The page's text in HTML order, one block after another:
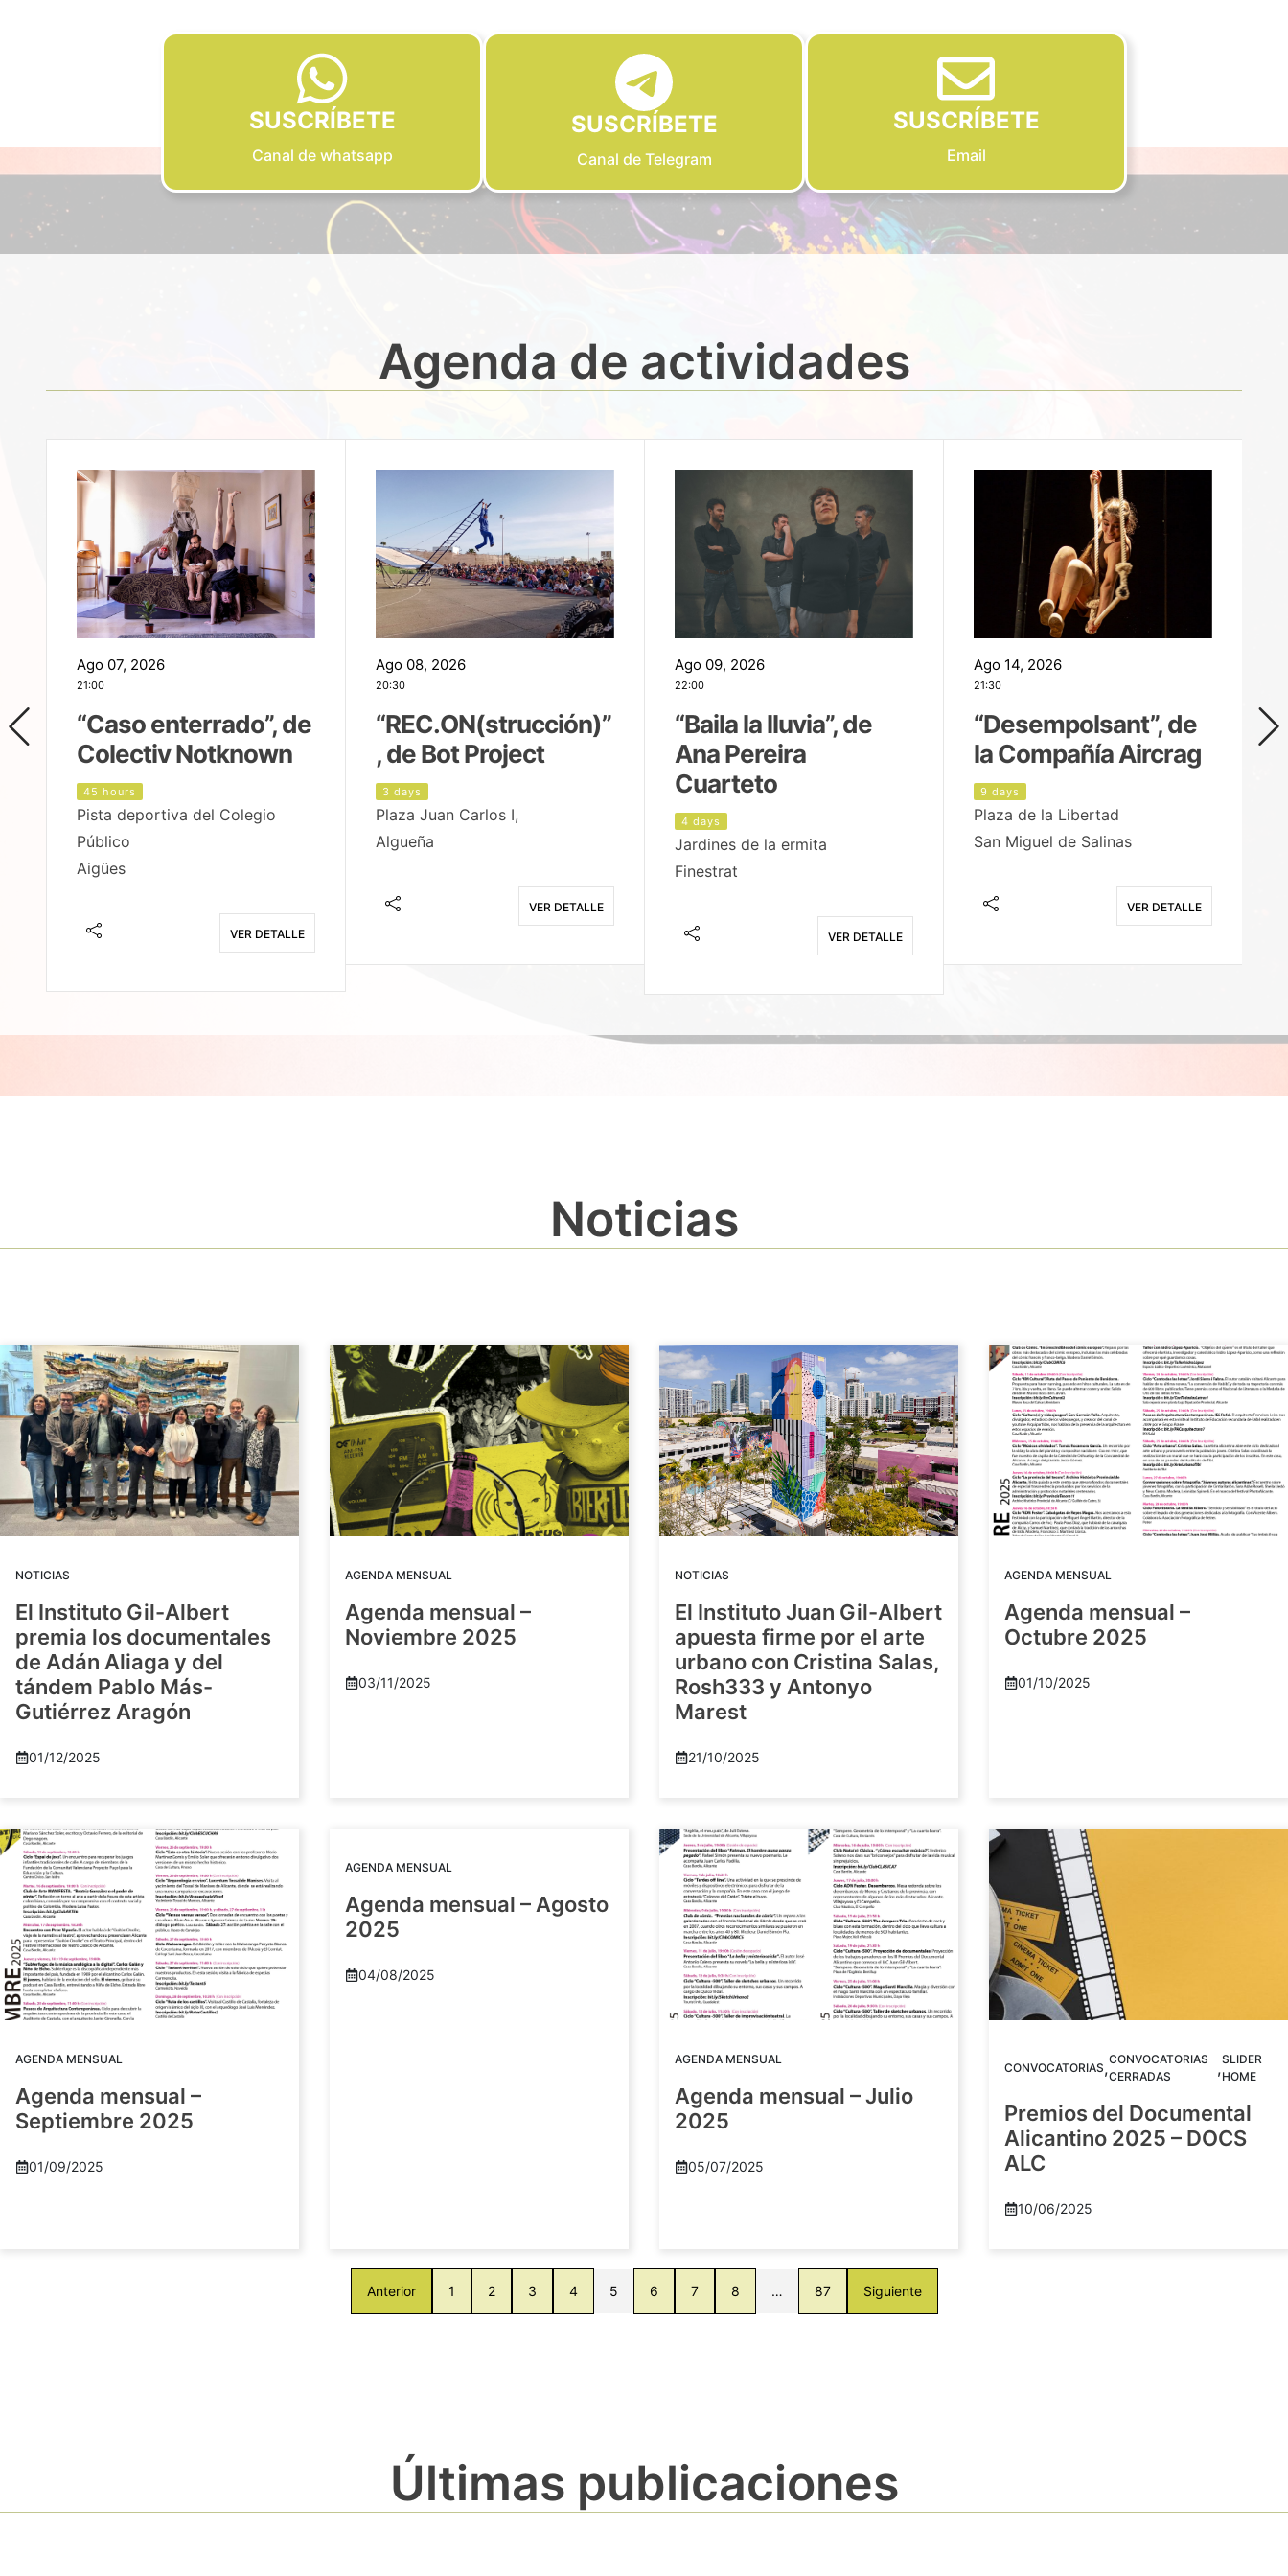
SUSCRÍBETE
Canal de whatsapp
SUSCRÍBETE
Canal de Telegram
SUSCRÍBETE
Email
Agenda de actividades
Ago 07, 2026
21:00
“Caso enterrado”, de
Colectiv Notknown
45 hours
Pista deportiva del Colegio
Público
Aigües
VER DETALLE
Ago 08, 2026
20:30
“REC.ON(strucción)”
, de Bot Project
3 days
Plaza Juan Carlos I,
Algueña
VER DETALLE
Ago 09, 2026
22:00
“Baila la lluvia”, de
Ana Pereira
Cuarteto
4 days
Jardines de la ermita
Finestrat
VER DETALLE
Ago 14, 2026
21:30
“Desempolsant”, de
la Compañía Aircrag
9 days
Plaza de la Libertad
San Miguel de Salinas
VER DETALLE
Noticias
NOTICIAS
El Instituto Gil-Albert
premia los documentales
de Adán Aliaga y del
tándem Pablo Más-
Gutiérrez Aragón
01/12/2025
AGENDA MENSUAL
Agenda mensual –
Noviembre 2025
03/11/2025
NOTICIAS
El Instituto Juan Gil-Albert
apuesta firme por el arte
urbano con Cristina Salas,
Rosh333 y Antonyo
Marest
21/10/2025
AGENDA MENSUAL
Agenda mensual –
Octubre 2025
01/10/2025
AGENDA MENSUAL
Agenda mensual –
Septiembre 2025
01/09/2025
AGENDA MENSUAL
Agenda mensual – Agosto
2025
04/08/2025
AGENDA MENSUAL
Agenda mensual – Julio
2025
05/07/2025
CONVOCATORIAS,CONVOCATORIAS
CERRADAS
,SLIDER
HOME
Premios del Documental
Alicantino 2025 – DOCS
ALC
10/06/2025
Anterior 1 2 3 4 5 6 7 8 … 87 Siguiente
Últimas publicaciones